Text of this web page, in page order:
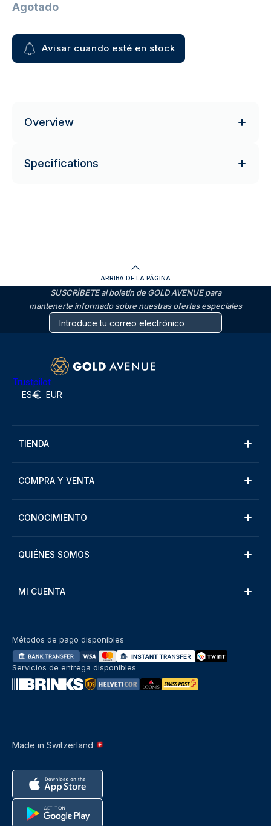
Agotado
Avisar cuando esté en stock
Overview
Specifications
ARRIBA DE LA PÁGINA
SUSCRÍBETE al boletín de GOLD AVENUE para
mantenerte informado sobre nuestras ofertas especiales
Trustpilot
ES EUR
TIENDA
COMPRA Y VENTA
CONOCIMIENTO
QUIÉNES SOMOS
MI CUENTA
Made in Switzerland
Métodos de pago disponibles
Servicios de entrega disponibles